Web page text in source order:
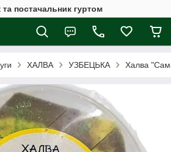
постачальник гуртом
ХАЛВА УЗБЕЦЬКА Халва